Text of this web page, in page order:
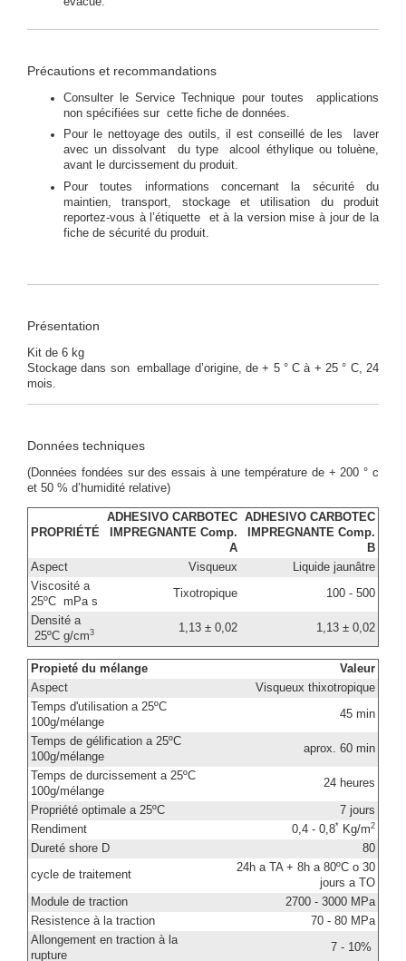
Précautions et recommandations
Consulter le Service Technique pour toutes applications
non spécifiées sur cette fiche de données.
Pour le nettoyage des outils, il est conseillé de les laver
avec un dissolvant du type alcool éthylique ou toluène,
avant le durcissement du produit.
Pour toutes informations concernant la sécurité du
maintien, transport, stockage et utilisation du produit
reportez-vous à l’étiquette et à la version mise à jour de la
fiche de sécurité du produit.
Présentation
Kit de 6 kg
Stockage dans son emballage d’origine, de + 5 ° C à + 25 ° C, 24
mois.
Données techniques
(Données fondées sur des essais à une température de + 200 ° c
et 50 % d’humidité relative)
PROPRIÉTÉ
ADHESIVO CARBOTEC
IMPREGNANTE Comp.
A
ADHESIVO CARBOTEC
IMPREGNANTE Comp.
B
Aspect
Visqueux
Liquide jaunâtre
Viscosité a
25ºC mPa s
Tixotropique 100 - 500
Densité a
25ºC g/cm3 1,13 ± 0,02 1,13 ± 0,02
Propieté du mélange
Valeur
Aspect
Visqueux thixotropique
Temps d'utilisation a 25ºC
100g/mélange
45 min
Temps de gélification a 25ºC
100g/mélange
aprox. 60 min
Temps de durcissement a 25ºC
100g/mélange
24 heures
Propriété optimale a 25ºC
7 jours
Rendiment
0,4 - 0,8* Kg/m2
Dureté shore D 80
cycle de traitement
24h a TA + 8h a 80ºC o 30
jours a TO
Module de traction
2700 - 3000 MPa
Resistence à la traction
70 - 80 MPa
Allongement en traction à la
rupture
7 - 10%